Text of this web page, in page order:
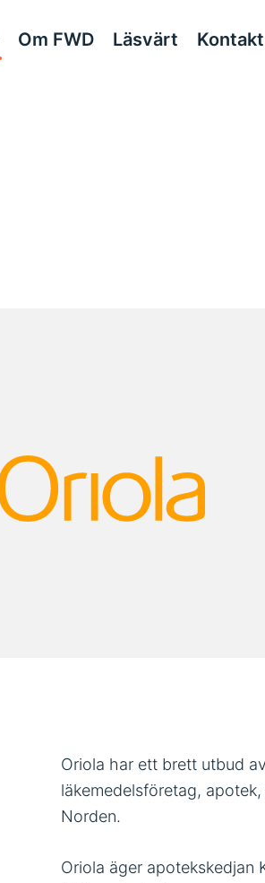
Om FWD Läsvärt Kontakt
Oriola har ett brett utbud
läkemedelsföretag,
Norden.
Oriola äger apotekskedjan